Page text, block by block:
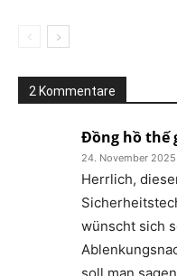
2 Kommentare
Đồng hồ thế
24. November 2025
Herrlich,
wünscht sich
soll man